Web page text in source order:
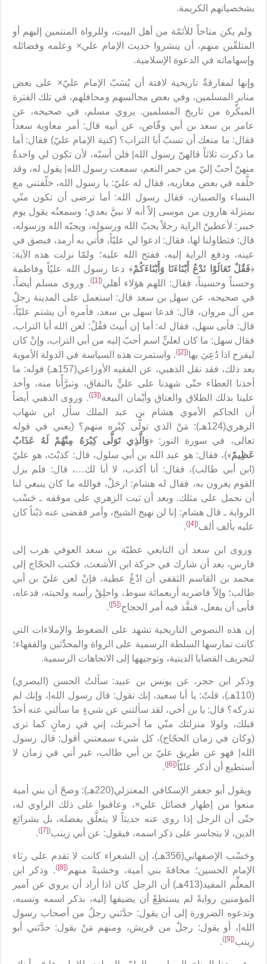
بشخصياتهم الكريمة.
ولم يكن متاحاً للأئمّة من أهل البيت، وللرواة المنتمين إليهم أو
المتلقّين منهم، أن ينشروا حديث الإمام علي× وعلمه وفضائله
وإسهاماته في الدعوة الإسلامية.
وإنها لمفارقةٌ تاريخية لافتة أن يُسَبّ الإمام عليّ× على بعض
منابر المسلمين، وفي بعض مجالسهم ومحافلهم، في تلك الفترة
المبكِّرة من تاريخ المسلمين. يروي مسلم، في صحيحه، عن
عامر بن سعد بن أبي وقّاص، عن أبيه قال: أمر معاوية سعداً
فقال: ما منعك أن تسبّ أبا التراب؟ (كنية الإمام عليّ) فقال: أما
ما ذكرت ثلاثاً قالهنّ رسول الله| فلن أسبّه، لأن تكون لي واحدةٌ
منهنّ أحبّ إليّ من حمر النعم، سمعت رسول الله| يقول له، وقد
خلَّفه في بعض مغازيه، فقال له عليّ: يا رسول الله، خلّفتني مع
النساء والصبيان، فقال رسول الله: أما ترضى أن تكون منّي
بمنزلة هارون من موسى إلاّ أنه لا نبيَّ بعدي؛ وسمعتُه يقول يوم
خيبر: لأعطينّ الراية رجلاً يحبّ الله ورسوله، ويحبّه الله ورسوله،
قال: فتطاولنا لها، فقال: ادعوا لي عليّاً، فأُتي به أرمد، فبصق في
عينه، ودفع الراية إليه، ففتح الله عليه؛ ولمّا نزلت هذه الآية:
﴿فَقُلْ تَعَالَوْا نَدْعُ أَبْنَاءَنَا وَأَبْنَاءَكُمْ﴾ دعا رسول الله عليّاً وفاطمة
وحسناً وحسيناً، فقال: اللهم هؤلاء أهلي(
[1]
). وروى مسلم أيضاً،
في صحيحه، عن سهل بن سعد قال: استعمل على المدينة رجلٌ
من آل مروان، قال: فدعا سهل بن سعد، فأمره أن يشتم عليّاً،
قال: فأبى سهل، فقال له: أما إن أبيتَ فقُلْ: لعن الله أبا التراب،
فقال سهل: ما كان لعليٍّ اسم أحبّ إليه من أبي التراب، وإنْ كان
ليفرح اذا دُعِيَ بها(
[2]
). واستمرت هذه السياسة في الدولة الأموية
بعد ذلك، فقد نقل الذهبي، عن الفقيه الأوزاعي(157هـ) قوله: ما
أخذنا العطاء حتّى شهدنا على عليٍّ بالنفاق، وتبرَّأْنا منه، وأخذ
علينا بذلك الطلاق والعتاق وأيْمان البيعة(
[3]
). وروى الذهبي أيضاً
أن الحاكم الأموي هشام بن عبد الملك سأل ابن شهاب
الزهري(124هـ): مَنْ الذي تولَّى كِبْره منهم؟ (يعني في قوله
تعالى، في سورة النور: ﴿وَالَّذِي تَوَلَّى كِبْرَهُ مِنْهُمْ لَهُ عَذَابٌ
عَظِيمٌ﴾)، فقال: هو عبد الله بن أبي سلول، قال: كذبْتَ، هو عليّ
(ابن أبي طالب)، فقال: أنا أكذب، لا أبا لك…، قال: فلم يزل
القوم يغرون به، فقال له هشام: ارحَلْ، فوالله ما كان ينبغي لنا
أن نحمل على مثلك. وبعد أن ثبت الزهري على موقفه ـ حَسْب
الرواية ـ قال هشام: إنا لن نهيج الشيخ، وأمر فقضى عنه دَيْناً كان
عليه بألف ألف(
[4]
)
.
وروى ابن سعد أن التابعي عطيّة بن سعد العوفي هرب إلى
فارس، بعد أن شارك في حركة ابن الأشعث، فكتب الحجّاج إلى
محمد بن القاسم الثقفي أن ادْعُ عطية، فإنْ لعن عليّ بن أبي
طالب؛ وإلاّ فاضربه أربعمائة سوط، واحلِقْ رأسه ولحيته، فدعاه،
فأبى أن يفعل، فنفَّذ فيه أمر الحجاج(
[5]
)
.
إن هذه النصوص التاريخية تشهد على الضغوط والإملاءات التي
كانت تمارسها السلطة الرسمية على الرواة والمحدِّثين والفقهاء؛
لتحريف القضايا الدينية، وتوجيهها إلى الاتجاهات الرسمية.
وذكر ابن حجر، عن يونس بن عبيد: سألتُ الحسن (البصري)
(110هـ)، قلتُ: يا أبا سعيد، إنك تقول: قال رسول الله|، وإنك لم
تدركه؟ قال: يا بن أخي، لقد سألتني عن شيءٍ ما سألني عنه أحدٌ
قبلك، ولولا منزلتك منّي ما أخبرتك، إني في زمانٍ كما ترى
(وكان في زمان الحجّاج)، كل شيء سمعتني أقول: قال رسول
الله| فهو عن طريق عليّ بن أبي طالب، غير أني في زمان لا
أستطيع أن أذكر عليّاً(
[6]
)
.
ويقول أبو جعفر الإسكافي المعتزلي(220هـ): وصحّ أن بني أمية
منعوا من إظهار فضائل علي×، وعاقبوا على ذلك الراوي له،
حتّى أن الرجل إذا روى عنه حديثاً لا يتعلَّق بفضله، بل بشرائع
الدين، لا يتجاسر على ذكر اسمه، فيقول: عن أبي زينب(
[7]
)
.
وحَسْب الإصفهاني(356هـ)، إن الشعراء كانت لا تقدم على رثاء
الإمام الحسين؛ مخافةَ بني أمية، وخشيةً منهم(
[8]
). وذكر ابن
المعلِّم المفيد(413هـ) أن الرجل كان اذا أراد أن يروي عن أمير
المؤمنين روايةً لم يستطِعْ أن يضيفها إليه، بذكر اسمه ونسبه،
وتدعوه الضرورة إلى أن يقول: حدَّثني رجلٌ من أصحاب رسول
الله|، أو يقول: رجلٌ من قريش، ومنهم مَنْ يقول: حدَّثني أبو
زينب(
[9]
)
.